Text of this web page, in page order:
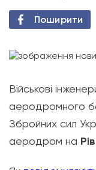
Поширити
Військові
аеродромного
Збройних сил
аеродром на